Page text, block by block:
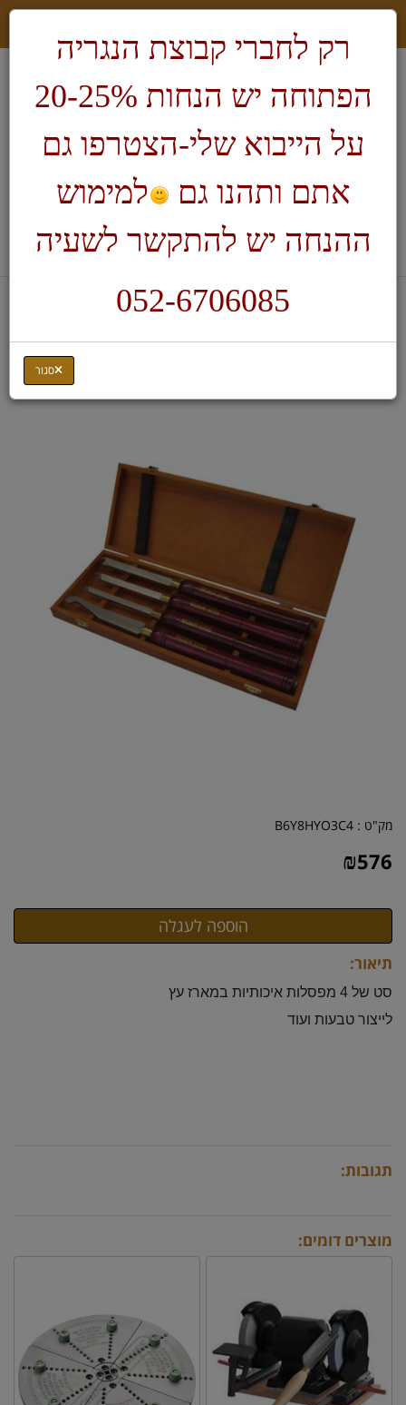
לעגלת הקניות
מחרטות ואביזרים
סט מפסלות לחריטות צורתיות
מק"ט : B6Y8HYO3C4
₪576
תיאור:
סט של 4 מפסלות איכותיות במארז עץ
לייצור טבעות ועוד
תגובות:
מוצרים דומים:
רק לחברי קבוצת הנגריה
הפתוחה יש הנחות 20-25%
על הייבוא שלי-הצטרפו גם
אתם ותהנו גם
למימוש
ההנחה יש להתקשר לשעיה
052-6706085
סגור